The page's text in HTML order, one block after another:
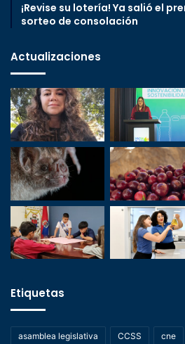
¡Revise su lotería! Ya salió el
sorteo de consolación
Actualizaciones
Etiquetas
asamblea legislativa CCSS cne